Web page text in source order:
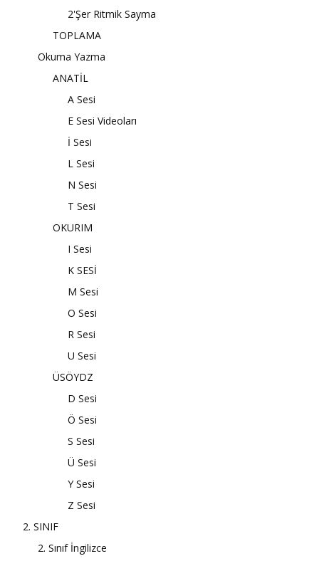
2'Şer Ritmik Sayma
TOPLAMA
Okuma Yazma
ANATİL
A Sesi
E Sesi Videoları
İ Sesi
L Sesi
N Sesi
T Sesi
OKURIM
I Sesi
K SESİ
M Sesi
O Sesi
R Sesi
U Sesi
ÜSÖYDZ
D Sesi
Ö Sesi
S Sesi
Ü Sesi
Y Sesi
Z Sesi
2. SINIF
2. Sınıf İngilizce